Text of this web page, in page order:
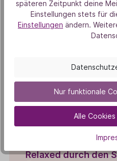
Relaxed durch den
späteren Zeitpunkt deine
Einstellungen stets für
Einstellungen ändern.
Nur funktionale
Alle